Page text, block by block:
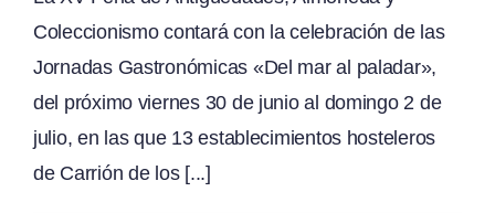
Coleccionismo contará con la celebración de las
Jornadas Gastronómicas «Del mar al paladar»,
del próximo viernes 30 de junio al domingo 2 de
julio, en las que 13 establecimientos hosteleros
de Carrión de los [...]